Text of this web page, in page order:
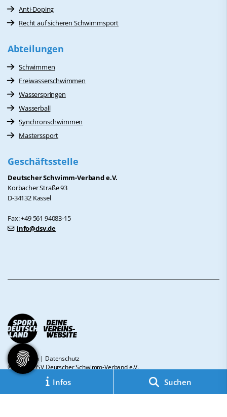
Infos Suchen
Anti-Doping
Recht auf sicheren Schwimmsport
Abteilungen
Schwimmen
Freiwasserschwimmen
Wasserspringen
Wasserball
Synchronschwimmen
Masterssport
Geschäftsstelle
Deutscher Schwimm-Verband e.V.
Korbacher Straße 93
D-34132 Kassel
Fax: +49 561 94083-15
info@dsv.de
Impressum| Datenschutz
© 2026 - DSV Deutscher Schwimm-Verband e.V.
Diese Website ist gefördert durch das Projekt
„Sportdeutschland – Deine